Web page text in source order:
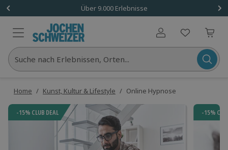
Über 9.000 Erlebnisse
Benutzerkonto
Suche nach Erlebnissen, Orten...
Home / Kunst, Kultur & Lifestyle / Online Hypnose
-15% CLUB DEAL -15%